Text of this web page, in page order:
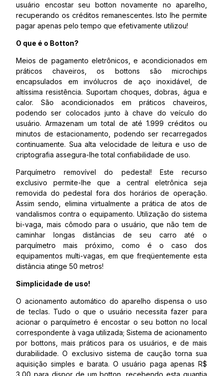
usuário encostar seu botton novamente no aparelho,
recuperando os créditos remanescentes. Isto lhe permite
pagar apenas pelo tempo que efetivamente utilizou!
O que é o Botton?
Meios de pagamento eletrônicos, e acondicionados em
práticos chaveiros, os bottons são microchips
encapsulados em invólucros de aço inoxidável, de
altíssima resistência. Suportam choques, dobras, água e
calor. São acondicionados em práticos chaveiros,
podendo ser colocados junto à chave do veículo do
usuário. Armazenam um total de até 1.999 créditos ou
minutos de estacionamento, podendo ser recarregados
continuamente. Sua alta velocidade de leitura e uso de
criptografia assegura-lhe total confiabilidade de uso.
Parquímetro removível do pedestal! Este recurso
exclusivo permite-lhe que a central eletrônica seja
removida do pedestal fora dos horários de operação.
Assim sendo, elimina virtualmente a prática de atos de
vandalismos contra o equipamento. Utilização do sistema
bi-vaga, mais cômodo para o usuário, que não tem de
caminhar longas distâncias de seu carro até o
parquímetro mais próximo, como é o caso dos
equipamentos multi-vagas, em que freqüentemente esta
distância atinge 50 metros!
Simplicidade de uso!
O acionamento automático do aparelho dispensa o uso
de teclas. Tudo o que o usuário necessita fazer para
acionar o parquímetro é encostar o seu botton no local
correspondente à vaga utilizada; Sistema de acionamento
por bottons, mais práticos para os usuários, e de mais
durabilidade. O exclusivo sistema de caução torna sua
aquisição simples e barata. O usuário paga apenas R$